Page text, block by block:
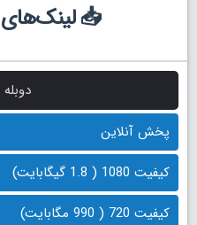
📥 لینک‌های
پخش آنلاین
کیفیت 1080 ( 1.8 گیگابایت)
کیفیت 720 ( 990 مگابایت)